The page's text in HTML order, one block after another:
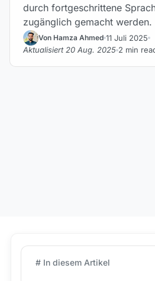
durch fortgeschrittene
zugänglich gemacht werden.
Von Hamza Ahmed 11 Juli 2025
Aktualisiert 20 Aug. 2025 2 min
# In diesem Artikel